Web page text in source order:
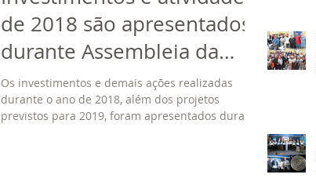
de 2018 são apresentados
durante Assembleia da
Fundação Esperança
Os investimentos e demais ações realizadas
durante o ano de 2018, além dos projetos
previstos para 2019, foram apresentados durante